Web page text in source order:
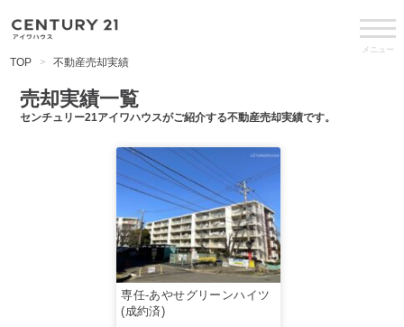
メニュー
TOP 不動産売却実績
売却実績一覧
センチュリー21アイワハウスがご紹介する不動産売却実績です。
専任-あやせグリーンハイツ
(成約済)